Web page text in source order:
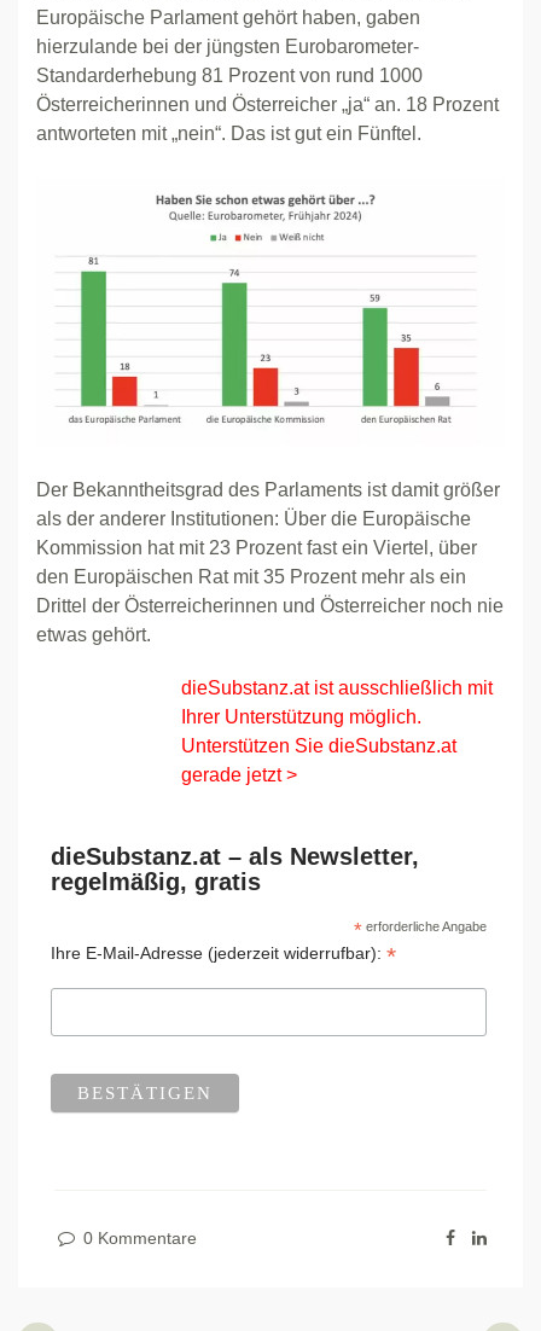
Europäische Parlament gehört haben, gaben
hierzulande bei der jüngsten Eurobarometer-
Standarderhebung 81 Prozent von rund 1000
Österreicherinnen und Österreicher „ja“ an. 18 Prozent
antworteten mit „nein“. Das ist gut ein Fünftel.
Der Bekanntheitsgrad des Parlaments ist damit größer
als der anderer Institutionen: Über die Europäische
Kommission hat mit 23 Prozent fast ein Viertel, über
den Europäischen Rat mit 35 Prozent mehr als ein
Drittel der Österreicherinnen und Österreicher noch nie
etwas gehört.
dieSubstanz.at ist ausschließlich mit
Ihrer Unterstützung möglich.
Unterstützen Sie dieSubstanz.at
gerade jetzt >
dieSubstanz.at – als Newsletter,
regelmäßig, gratis
*erforderliche Angabe
Ihre E-Mail-Adresse (jederzeit widerrufbar): *
0 Kommentare